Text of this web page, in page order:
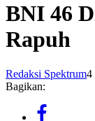
BNI 46
Rapuh
Redaksi Spektrum4
Bagikan: